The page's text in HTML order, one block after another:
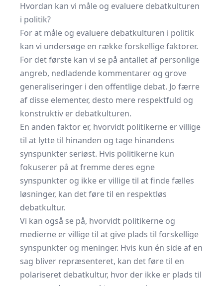
Hvordan kan vi måle og evaluere debatkulturen
i politik?
For at måle og evaluere debatkulturen i politik
kan vi undersøge en række forskellige faktorer.
For det første kan vi se på antallet af personlige
angreb, nedladende kommentarer og grove
generaliseringer i den offentlige debat. Jo færre
af disse elementer, desto mere respektfuld og
konstruktiv er debatkulturen.
En anden faktor er, hvorvidt politikerne er villige
til at lytte til hinanden og tage hinandens
synspunkter seriøst. Hvis politikerne kun
fokuserer på at fremme deres egne
synspunkter og ikke er villige til at finde fælles
løsninger, kan det føre til en respektløs
debatkultur.
Vi kan også se på, hvorvidt politikerne og
medierne er villige til at give plads til forskellige
synspunkter og meninger. Hvis kun én side af en
sag bliver repræsenteret, kan det føre til en
polariseret debatkultur, hvor der ikke er plads til